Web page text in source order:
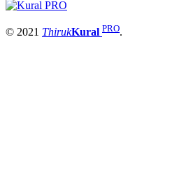
© 2021 ThirukKural PRO.